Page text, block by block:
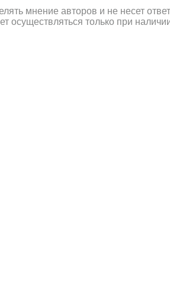
мнение авторов и не несет
осуществляться только при